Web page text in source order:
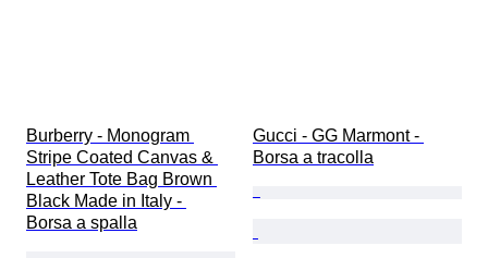
Burberry - Monogram
Stripe Coated Canvas &
Leather Tote Bag Brown
Black Made in Italy -
Borsa a spalla
Gucci - GG Marmont -
Borsa a tracolla